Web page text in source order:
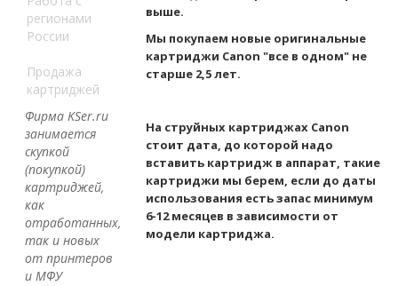
регионами
России
Продажа
картриджей
Фирма KSer.ru
занимается
скупкой
(покупкой)
картриджей,
как
отработанных,
так и новых
от принтеров
и МФУ
выше.
Мы покупаем новые оригинальные
картриджи Canon "все в одном" не
старше 2,5 лет.
На струйных картриджах Canon
стоит дата, до которой надо
вставить картридж в аппарат, такие
картриджи мы берем, если до даты
использования есть запас минимум
6-12 месяцев в зависимости от
модели картриджа.